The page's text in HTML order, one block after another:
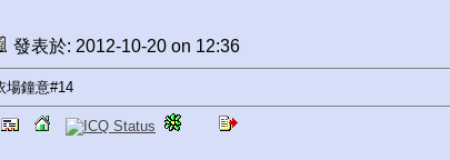
發表於: 2012-10-20 on 12:36
場鐘意#14